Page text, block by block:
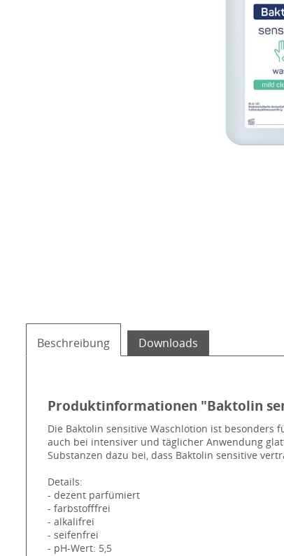
Beschreibung Downloads
Produktinformationen "Baktolin
Die Baktolin sensitive Waschlotion ist
auch bei intensiver und täglicher Anwendung
Substanzen dazu bei, dass Baktolin sensitive
Details:
- dezent parfümiert
- farbstofffrei
- alkalifrei
- seifenfrei
- pH-Wert: 5,5